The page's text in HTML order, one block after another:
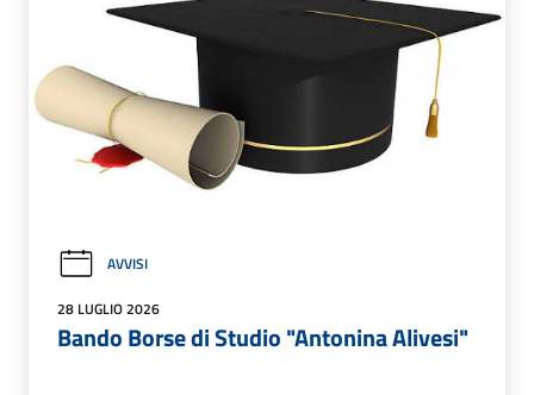
AVVISI
28 LUGLIO 2026
Bando Borse di Studio "Antonina Alivesi"